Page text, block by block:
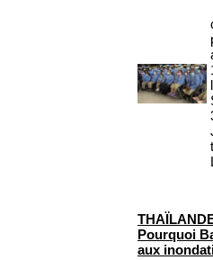
Pourquoi
aux